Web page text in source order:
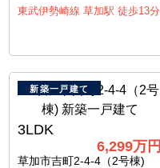
東武伊勢崎線 草加駅 徒歩13分
新築一戸建て
3LDK
6,299万円
草加市吉町2-4-4（2号棟)